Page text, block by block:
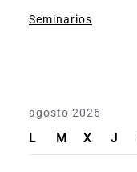
Seminarios
agosto 2026
L M X J